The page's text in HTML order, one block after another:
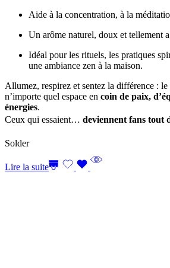
Aide à la concentration, à la
Un arôme naturel, doux et tellement
Idéal pour les rituels, les pratiques
une ambiance zen à la maison.
Allumez, respirez et sentez la différence : le
n’importe quel espace en coin de paix,
énergies.
Ceux qui essaient… deviennent fans tout
Solder
Lire la suite